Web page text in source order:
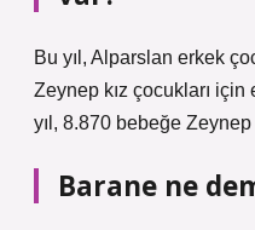
Bu yıl, Alparslan erkek
Zeynep kız çocukları
yıl, 8.870 bebeğe
Barane ne